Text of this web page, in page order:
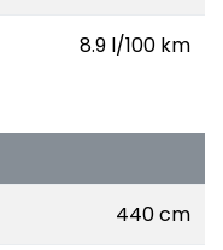
8.9 l/100 km
440 cm